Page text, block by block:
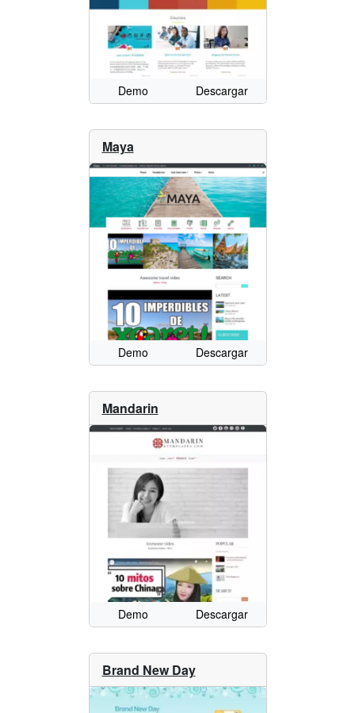
Demo Descargar
Maya
Demo Descargar
Mandarin
Demo Descargar
Brand New Day